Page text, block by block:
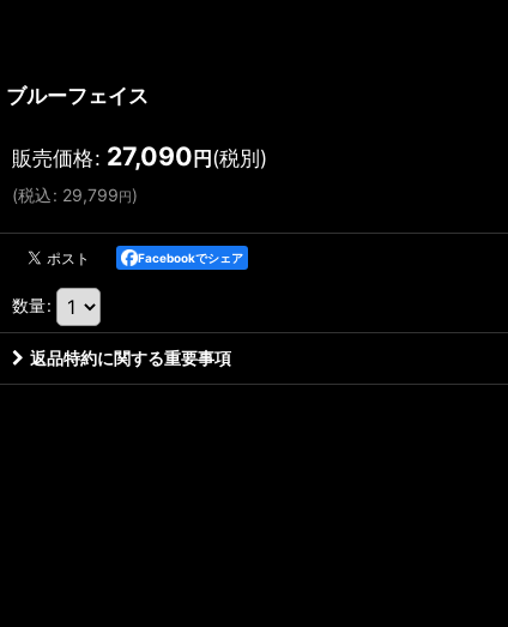
ブルーフェイス
販売価格: 27,090 円 (税別)
(税込: 29,799円)
Facebookでシェア
数量:
返品特約に関する重要事項